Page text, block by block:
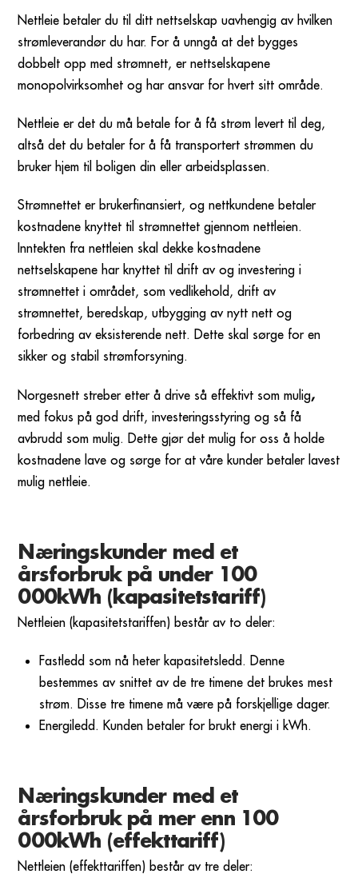
Nettleie betaler du til ditt nettselskap uavhengig av hvilken
strømleverandør du har. For å unngå at det bygges
dobbelt opp med strømnett, er nettselskapene
monopolvirksomhet og har ansvar for hvert sitt område.
Nettleie er det du må betale for å få strøm levert til deg,
altså det du betaler for å få transportert strømmen du
bruker hjem til boligen din eller arbeidsplassen.
Strømnettet er brukerfinansiert, og nettkundene betaler
kostnadene knyttet til strømnettet gjennom nettleien.
Inntekten fra nettleien skal dekke kostnadene
nettselskapene har knyttet til drift av og investering i
strømnettet i området, som vedlikehold, drift av
strømnettet, beredskap, utbygging av nytt nett og
forbedring av eksisterende nett. Dette skal sørge for en
sikker og stabil strømforsyning.
Norgesnett streber etter å drive så effektivt som mulig,
med fokus på god drift, investeringsstyring og så få
avbrudd som mulig. Dette gjør det mulig for oss å holde
kostnadene lave og sørge for at våre kunder betaler lavest
mulig nettleie.
Næringskunder med et
årsforbruk på under 100
000kWh (kapasitetstariff)
Nettleien (kapasitetstariffen) består av to deler:
Fastledd som nå heter kapasitetsledd. Denne
bestemmes av snittet av de tre timene det brukes mest
strøm. Disse tre timene må være på forskjellige dager.
Energiledd. Kunden betaler for brukt energi i kWh.
Næringskunder med et
årsforbruk på mer enn 100
000kWh (effekttariff)
Nettleien (effekttariffen) består av tre deler: